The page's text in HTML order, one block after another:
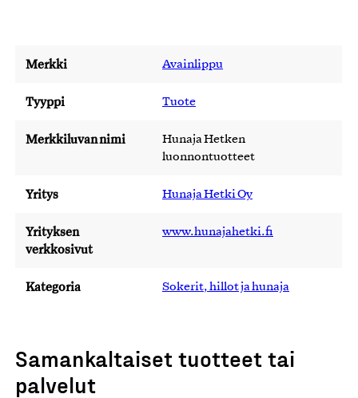
Merkki Avainlippu
Tyyppi Tuote
Merkkiluvan nimi
Hunaja Hetken
luonnontuotteet
Yritys Hunaja Hetki Oy
Yrityksen
verkkosivut
www.hunajahetki.fi
Kategoria Sokerit, hillot ja hunaja
Samankaltaiset tuotteet tai
palvelut